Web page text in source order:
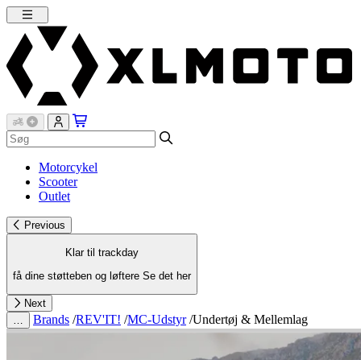
Motorcykel
Scooter
Outlet
Previous
Klar til trackday
få dine støtteben og løftere Se det her
Next
Brands /REV'IT! /MC-Udstyr /Undertøj & Mellemlag